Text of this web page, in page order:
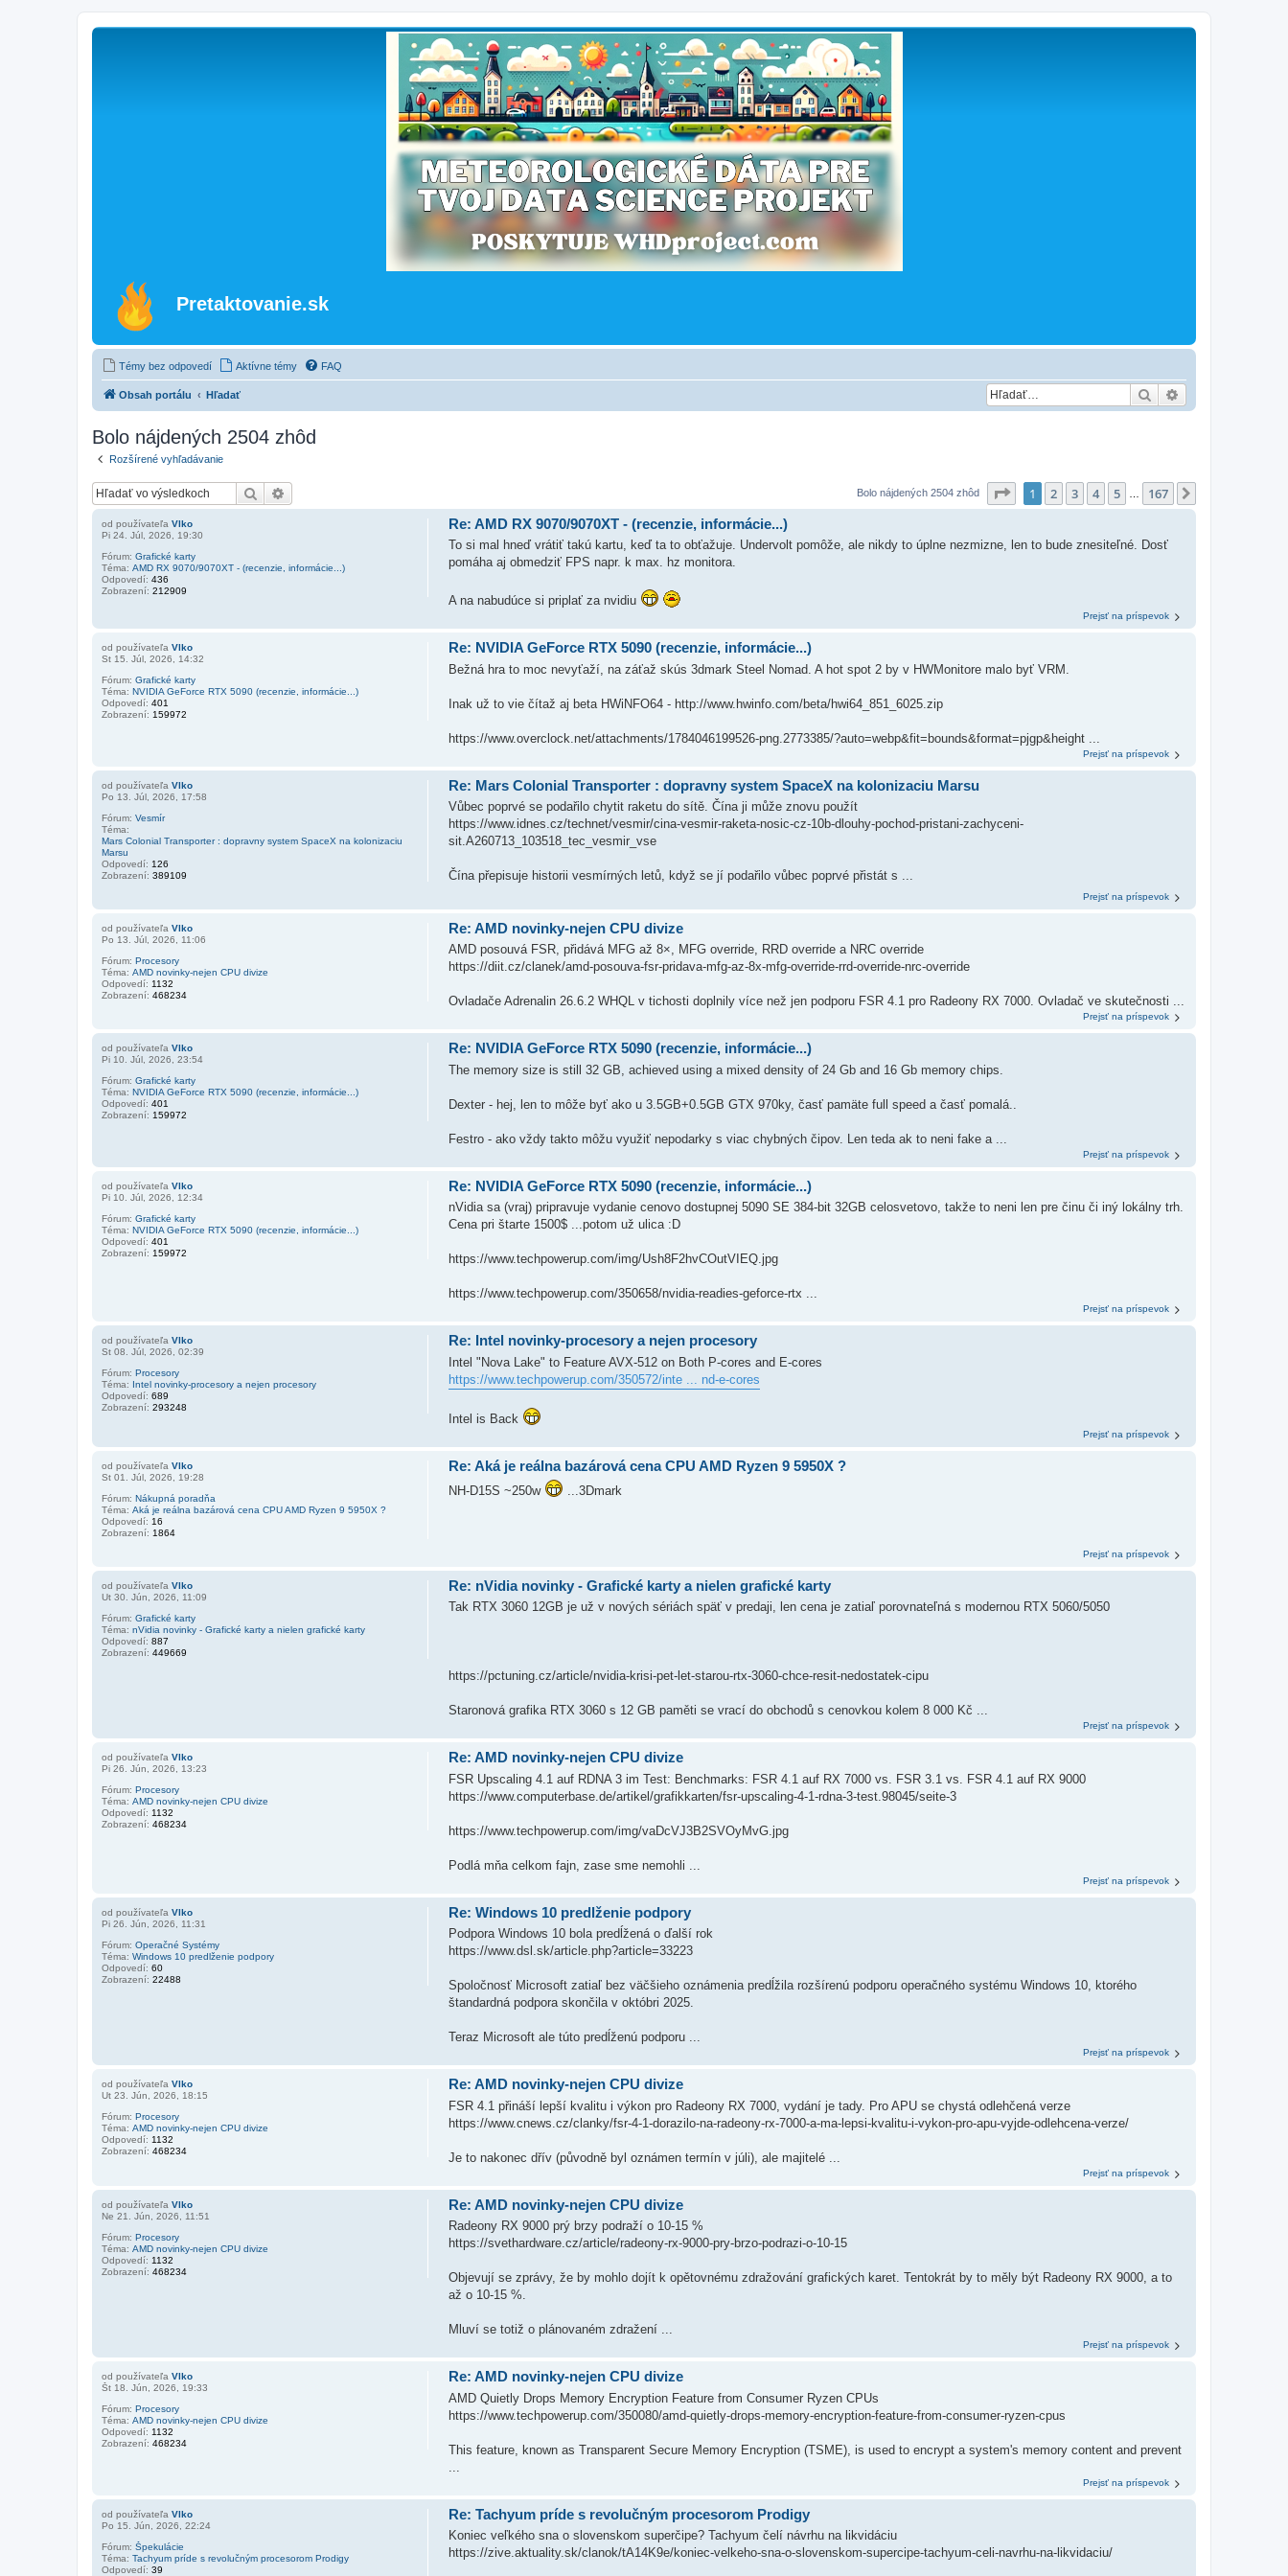
Pretaktovanie.sk
Témy bez odpovedí Aktívne témy FAQ
Obsah portálu Hľadať Hľadať
Bolo nájdených 2504 zhôd
Rozšírené vyhľadávanie
Hľadať Bolo nájdených 2504 zhôd Strana1 167
1 2 3 4 5 167
od používateľa Vlko
Pi 24. Júl, 2026, 19:30
Fórum: Grafické karty
Téma: AMD RX 9070/9070XT - (recenzie, informácie...)
Odpovedí: 436
Zobrazení: 212909
Re: AMD RX 9070/9070XT - (recenzie, informácie...)
To si mal hneď vrátiť takú kartu, keď ta to obťažuje. Undervolt pomôže, ale nikdy to úplne nezmizne, len to bude znesiteľné. Dosť
pomáha aj obmedziť FPS napr. k max. hz monitora.
A na nabudúce si priplať za nvidiu
Prejsť na príspevok
od používateľa Vlko
St 15. Júl, 2026, 14:32
Fórum: Grafické karty
Téma: NVIDIA GeForce RTX 5090 (recenzie, informácie...)
Odpovedí: 401
Zobrazení: 159972
Re: NVIDIA GeForce RTX 5090 (recenzie, informácie...)
Bežná hra to moc nevyťaží, na záťaž skús 3dmark Steel Nomad. A hot spot 2 by v HWMonitore malo byť VRM.
Inak už to vie čítaž aj beta HWiNFO64 - http://www.hwinfo.com/beta/hwi64_851_6025.zip
https://www.overclock.net/attachments/1784046199526-png.2773385/?auto=webp&fit=bounds&format=pjgp&height ...
Prejsť na príspevok
od používateľa Vlko
Po 13. Júl, 2026, 17:58
Fórum: Vesmír
Téma:
Mars Colonial Transporter : dopravny system SpaceX na kolonizaciu
Marsu
Odpovedí: 126
Zobrazení: 389109
Re: Mars Colonial Transporter : dopravny system SpaceX na kolonizaciu Marsu
Vůbec poprvé se podařilo chytit raketu do sítě. Čína ji může znovu použít
https://www.idnes.cz/technet/vesmir/cina-vesmir-raketa-nosic-cz-10b-dlouhy-pochod-pristani-zachyceni-
sit.A260713_103518_tec_vesmir_vse
Čína přepisuje historii vesmírných letů, když se jí podařilo vůbec poprvé přistát s ...
Prejsť na príspevok
od používateľa Vlko
Po 13. Júl, 2026, 11:06
Fórum: Procesory
Téma: AMD novinky-nejen CPU divize
Odpovedí: 1132
Zobrazení: 468234
Re: AMD novinky-nejen CPU divize
AMD posouvá FSR, přidává MFG až 8×, MFG override, RRD override a NRC override
https://diit.cz/clanek/amd-posouva-fsr-pridava-mfg-az-8x-mfg-override-rrd-override-nrc-override
Ovladače Adrenalin 26.6.2 WHQL v tichosti doplnily více než jen podporu FSR 4.1 pro Radeony RX 7000. Ovladač ve skutečnosti ...
Prejsť na príspevok
od používateľa Vlko
Pi 10. Júl, 2026, 23:54
Fórum: Grafické karty
Téma: NVIDIA GeForce RTX 5090 (recenzie, informácie...)
Odpovedí: 401
Zobrazení: 159972
Re: NVIDIA GeForce RTX 5090 (recenzie, informácie...)
The memory size is still 32 GB, achieved using a mixed density of 24 Gb and 16 Gb memory chips.
Dexter - hej, len to môže byť ako u 3.5GB+0.5GB GTX 970ky, časť pamäte full speed a časť pomalá..
Festro - ako vždy takto môžu využiť nepodarky s viac chybných čipov. Len teda ak to neni fake a ...
Prejsť na príspevok
od používateľa Vlko
Pi 10. Júl, 2026, 12:34
Fórum: Grafické karty
Téma: NVIDIA GeForce RTX 5090 (recenzie, informácie...)
Odpovedí: 401
Zobrazení: 159972
Re: NVIDIA GeForce RTX 5090 (recenzie, informácie...)
nVidia sa (vraj) pripravuje vydanie cenovo dostupnej 5090 SE 384-bit 32GB celosvetovo, takže to neni len pre činu či iný lokálny trh.
Cena pri štarte 1500$ ...potom už ulica :D
https://www.techpowerup.com/img/Ush8F2hvCOutVIEQ.jpg
https://www.techpowerup.com/350658/nvidia-readies-geforce-rtx ...
Prejsť na príspevok
od používateľa Vlko
St 08. Júl, 2026, 02:39
Fórum: Procesory
Téma: Intel novinky-procesory a nejen procesory
Odpovedí: 689
Zobrazení: 293248
Re: Intel novinky-procesory a nejen procesory
Intel "Nova Lake" to Feature AVX-512 on Both P-cores and E-cores
https://www.techpowerup.com/350572/inte ... nd-e-cores
Intel is Back
Prejsť na príspevok
od používateľa Vlko
St 01. Júl, 2026, 19:28
Fórum: Nákupná poradňa
Téma: Aká je reálna bazárová cena CPU AMD Ryzen 9 5950X ?
Odpovedí: 16
Zobrazení: 1864
Re: Aká je reálna bazárová cena CPU AMD Ryzen 9 5950X ?
NH-D15S ~250w ...3Dmark
Prejsť na príspevok
od používateľa Vlko
Ut 30. Jún, 2026, 11:09
Fórum: Grafické karty
Téma: nVidia novinky - Grafické karty a nielen grafické karty
Odpovedí: 887
Zobrazení: 449669
Re: nVidia novinky - Grafické karty a nielen grafické karty
Tak RTX 3060 12GB je už v nových sériách späť v predaji, len cena je zatiaľ porovnateľná s modernou RTX 5060/5050
https://pctuning.cz/article/nvidia-krisi-pet-let-starou-rtx-3060-chce-resit-nedostatek-cipu
Staronová grafika RTX 3060 s 12 GB paměti se vrací do obchodů s cenovkou kolem 8 000 Kč ...
Prejsť na príspevok
od používateľa Vlko
Pi 26. Jún, 2026, 13:23
Fórum: Procesory
Téma: AMD novinky-nejen CPU divize
Odpovedí: 1132
Zobrazení: 468234
Re: AMD novinky-nejen CPU divize
FSR Upscaling 4.1 auf RDNA 3 im Test: Benchmarks: FSR 4.1 auf RX 7000 vs. FSR 3.1 vs. FSR 4.1 auf RX 9000
https://www.computerbase.de/artikel/grafikkarten/fsr-upscaling-4-1-rdna-3-test.98045/seite-3
https://www.techpowerup.com/img/vaDcVJ3B2SVOyMvG.jpg
Podlá mňa celkom fajn, zase sme nemohli ...
Prejsť na príspevok
od používateľa Vlko
Pi 26. Jún, 2026, 11:31
Fórum: Operačné Systémy
Téma: Windows 10 predlženie podpory
Odpovedí: 60
Zobrazení: 22488
Re: Windows 10 predlženie podpory
Podpora Windows 10 bola predĺžená o ďalší rok
https://www.dsl.sk/article.php?article=33223
Spoločnosť Microsoft zatiaľ bez väčšieho oznámenia predĺžila rozšírenú podporu operačného systému Windows 10, ktorého
štandardná podpora skončila v októbri 2025.
Teraz Microsoft ale túto predĺženú podporu ...
Prejsť na príspevok
od používateľa Vlko
Ut 23. Jún, 2026, 18:15
Fórum: Procesory
Téma: AMD novinky-nejen CPU divize
Odpovedí: 1132
Zobrazení: 468234
Re: AMD novinky-nejen CPU divize
FSR 4.1 přináší lepší kvalitu i výkon pro Radeony RX 7000, vydání je tady. Pro APU se chystá odlehčená verze
https://www.cnews.cz/clanky/fsr-4-1-dorazilo-na-radeony-rx-7000-a-ma-lepsi-kvalitu-i-vykon-pro-apu-vyjde-odlehcena-verze/
Je to nakonec dřív (původně byl oznámen termín v júli), ale majitelé ...
Prejsť na príspevok
od používateľa Vlko
Ne 21. Jún, 2026, 11:51
Fórum: Procesory
Téma: AMD novinky-nejen CPU divize
Odpovedí: 1132
Zobrazení: 468234
Re: AMD novinky-nejen CPU divize
Radeony RX 9000 prý brzy podraží o 10-15 %
https://svethardware.cz/article/radeony-rx-9000-pry-brzo-podrazi-o-10-15
Objevují se zprávy, že by mohlo dojít k opětovnému zdražování grafických karet. Tentokrát by to měly být Radeony RX 9000, a to
až o 10-15 %.
Mluví se totiž o plánovaném zdražení ...
Prejsť na príspevok
od používateľa Vlko
Št 18. Jún, 2026, 19:33
Fórum: Procesory
Téma: AMD novinky-nejen CPU divize
Odpovedí: 1132
Zobrazení: 468234
Re: AMD novinky-nejen CPU divize
AMD Quietly Drops Memory Encryption Feature from Consumer Ryzen CPUs
https://www.techpowerup.com/350080/amd-quietly-drops-memory-encryption-feature-from-consumer-ryzen-cpus
This feature, known as Transparent Secure Memory Encryption (TSME), is used to encrypt a system's memory content and prevent
Prejsť na príspevok
od používateľa Vlko
Po 15. Jún, 2026, 22:24
Fórum: Špekulácie
Téma: Tachyum príde s revolučným procesorom Prodigy
Odpovedí: 39
Re: Tachyum príde s revolučným procesorom Prodigy
Koniec veľkého sna o slovenskom superčipe? Tachyum čelí návrhu na likvidáciu
https://zive.aktuality.sk/clanok/tA14K9e/koniec-velkeho-sna-o-slovenskom-supercipe-tachyum-celi-navrhu-na-likvidaciu/